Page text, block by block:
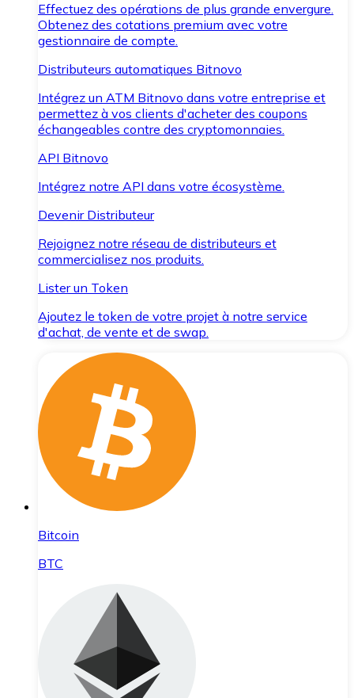
Effectuez des opérations de plus grande envergure.
Obtenez des cotations premium avec votre
gestionnaire de compte.
Distributeurs automatiques Bitnovo
Intégrez un ATM Bitnovo dans votre entreprise et
permettez à vos clients d'acheter des coupons
échangeables contre des cryptomonnaies.
API Bitnovo
Intégrez notre API dans votre écosystème.
Devenir Distributeur
Rejoignez notre réseau de distributeurs et
commercialisez nos produits.
Lister un Token
Ajoutez le token de votre projet à notre service
d'achat, de vente et de swap.
Bitcoin
BTC